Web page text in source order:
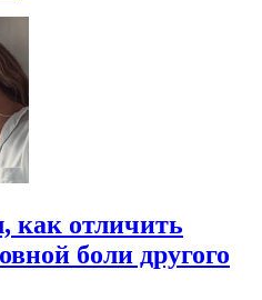
как отличить
боли другого